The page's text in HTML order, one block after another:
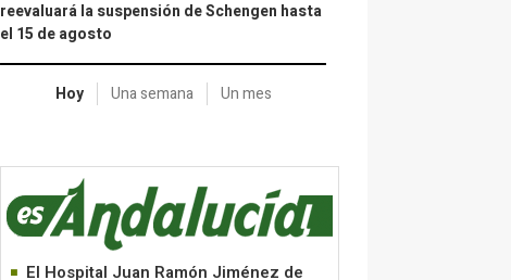
reevaluará la suspensión de Schengen hasta
el 15 de agosto
Hoy Una semana Un mes
El Hospital Juan Ramón Jiménez de